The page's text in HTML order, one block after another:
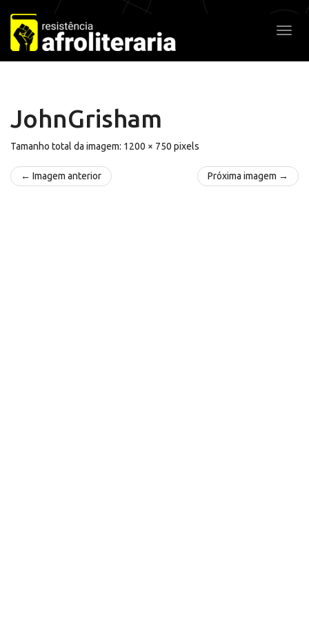
Pular
para
o
conteúdo
JohnGrisham
Tamanho total da imagem: 1200 × 750 pixels
← Imagem anterior Próxima imagem →